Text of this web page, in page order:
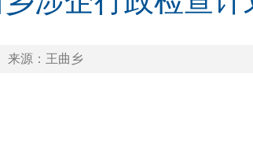
来源：王曲乡